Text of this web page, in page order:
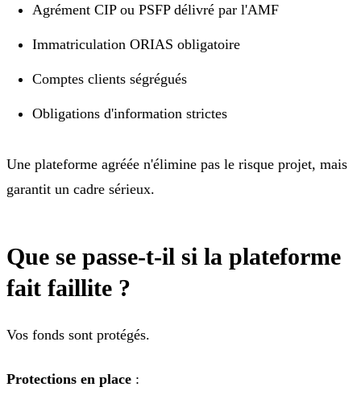
Agrément CIP ou PSFP délivré par l'AMF
Immatriculation ORIAS obligatoire
Comptes clients ségrégués
Obligations d'information strictes
Une plateforme agréée n'élimine pas le risque projet, mais
garantit un cadre sérieux.
Que se passe-t-il si la plateforme
fait faillite ?
Vos fonds sont protégés.
Protections en place :